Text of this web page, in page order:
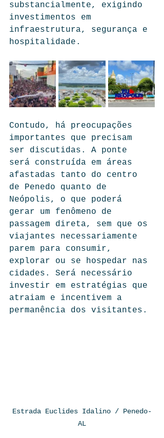
substancialmente, exigindo
investimentos em
infraestrutura, segurança e
hospitalidade.
Contudo, há preocupações
importantes que precisam
ser discutidas. A ponte
será construída em áreas
afastadas tanto do centro
de Penedo quanto de
Neópolis, o que poderá
gerar um fenômeno de
passagem direta, sem que os
viajantes necessariamente
parem para consumir,
explorar ou se hospedar nas
cidades. Será necessário
investir em estratégias que
atraiam e incentivem a
permanência dos visitantes.
Estrada Euclides Idalino / Penedo-
AL